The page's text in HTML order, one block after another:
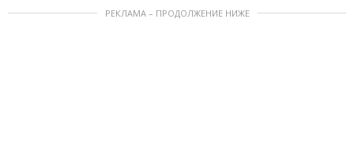
РЕКЛАМА – ПРОДОЛЖЕНИЕ НИЖЕ